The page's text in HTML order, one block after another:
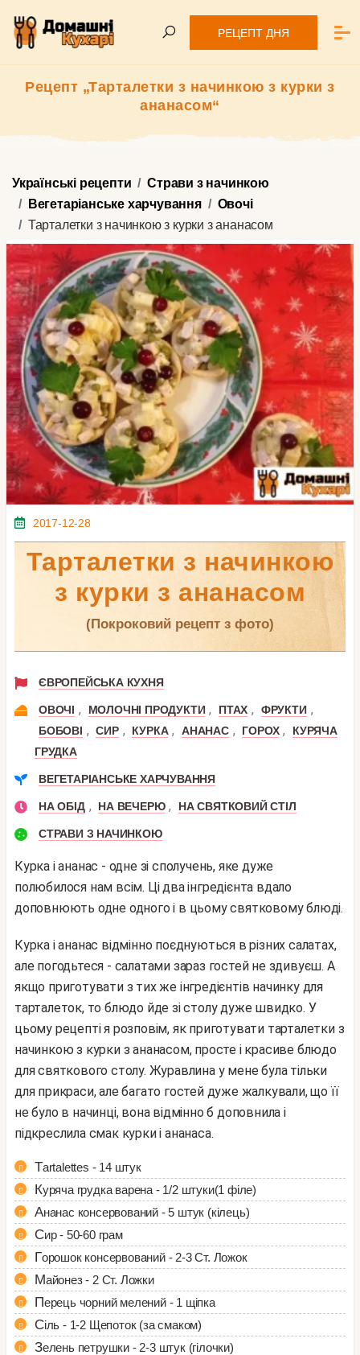
РЕЦЕПТ ДНЯ
Рецепт „Тарталетки з начинкою з курки з
ананасом“
Українські рецепти
Страви з начинкою
Вегетаріанське харчування
Овочі
Тарталетки з начинкою з курки з ананасом
2017-12-28
Тарталетки з начинкою
з курки з ананасом
(покроковий рецепт з фото)
ЄВРОПЕЙСЬКА КУХНЯ
ОВОЧІ , МОЛОЧНІ ПРОДУКТИ , ПТАХ , ФРУКТИ ,
БОБОВІ , СИР , КУРКА , АНАНАС , ГОРОХ ,
КУРЯЧА
ГРУДКА
ВЕГЕТАРІАНСЬКЕ ХАРЧУВАННЯ
НА ОБІД , НА ВЕЧЕРЮ , НА СВЯТКОВИЙ СТІЛ
СТРАВИ З НАЧИНКОЮ
Курка і ананас - одне зі сполучень, яке дуже
полюбилося нам всім. Ці два інгредієнта вдало
доповнюють одне одного і в цьому святковому блюді.
Курка і ананас відмінно поєднуються в різних салатах,
але погодьтеся - салатами зараз гостей не здивуєш. А
якщо приготувати з тих же інгредієнтів начинку для
тарталеток, то блюдо йде зі столу дуже швидко. У
цьому рецепті я розповім, як приготувати тарталетки з
начинкою з курки з ананасом, просте і красиве блюдо
для святкового столу. Журавлина у мене була тільки
для прикраси, але багато гостей дуже жалкували, що її
не було в начинці, вона відмінно б доповнила і
підкреслила смак курки і ананаса.
tartalettes - 14 штук
Куряча грудка варена - 1/2 штуки(1 філе)
Ананас консервований - 5 штук (кілець)
Сир - 50-60 грам
Горошок консервований - 2-3 Ст. Ложок
Майонез - 2 Ст. Ложки
Перець чорний мелений - 1 щіпка
Сіль - 1-2 Щепоток (за смаком)
Зелень петрушки - 2-3 штук (гілочки)